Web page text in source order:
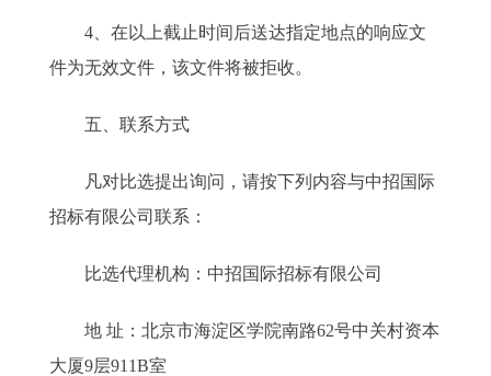
4、在以上截止时间后送达指定地点的响应文
件为无效文件，该文件将被拒收。
五、联系方式
凡对比选提出询问，请按下列内容与中招国际
招标有限公司联系：
比选代理机构：中招国际招标有限公司
地 址：北京市海淀区学院南路62号中关村资本
大厦9层911B室